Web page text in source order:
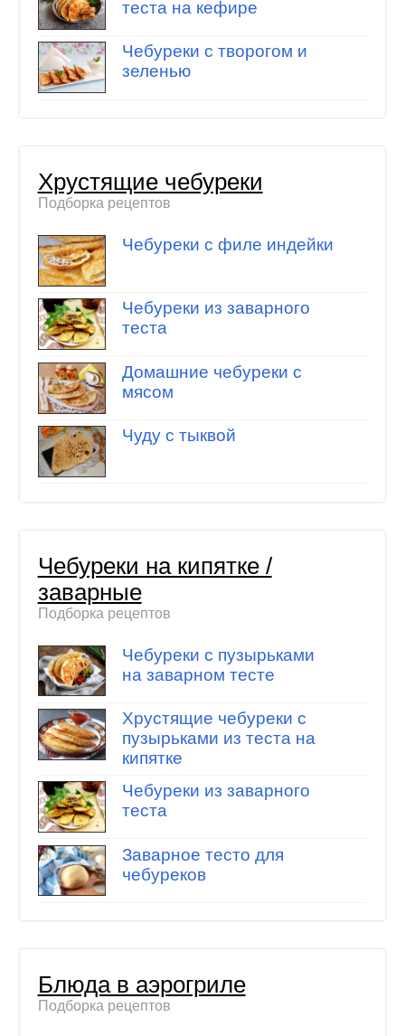
теста на кефире
Чебуреки с творогом и
зеленью
Хрустящие чебуреки
Подборка рецептов
Чебуреки с филе индейки
Чебуреки из заварного
теста
Домашние чебуреки с
мясом
Чуду с тыквой
Чебуреки на кипятке /
заварные
Подборка рецептов
Чебуреки с пузырьками
на заварном тесте
Хрустящие чебуреки с
пузырьками из теста на
кипятке
Чебуреки из заварного
теста
Заварное тесто для
чебуреков
Блюда в аэрогриле
Подборка рецептов